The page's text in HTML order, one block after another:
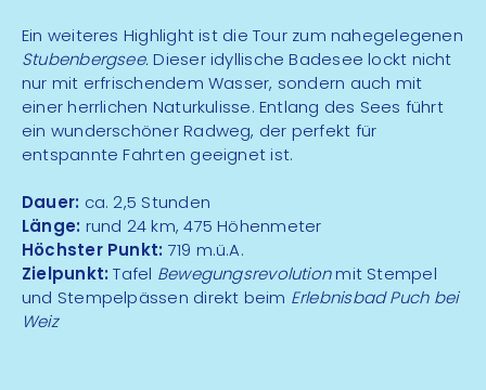
Ein weiteres Highlight ist die Tour zum nahegelegenen
Stubenbergsee.Dieser idyllische Badesee lockt nicht
nur mit erfrischendem Wasser, sondern auch mit
einer herrlichen Naturkulisse. Entlang des Sees führt
ein wunderschöner Radweg, der perfekt für
entspannte Fahrten geeignet ist.
Dauer: ca. 2,5 Stunden
Länge: rund 24 km, 475 Höhenmeter
Höchster Punkt: 719 m.ü.A.
Zielpunkt: Tafel Bewegungsrevolutionmit Stempel
und Stempelpässen direkt beim Erlebnisbad Puch bei
Weiz